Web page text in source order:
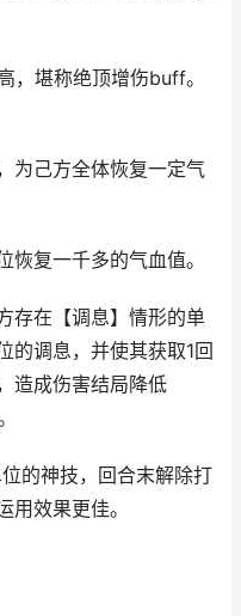
，堪称绝顶增伤buff。
为己方全体恢复一定气
复一千多的气血值。
存在【调息】情形的单
的调息，并使其获取1回
造成伤害结局降低
的神技，回合末解除打
用效果更佳。